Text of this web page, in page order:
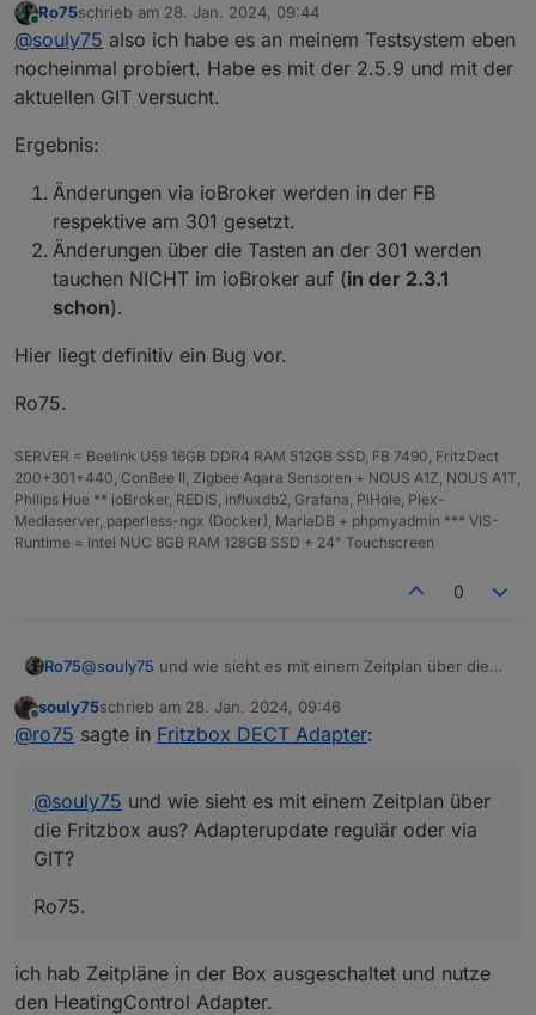
und ich kann per Adapter sowie manuell ändern und
es wird entsprechend übernommen
Online
Ro75schrieb am 28. Jan. 2024, 09:44
zuletzt editiert von
@souly75 also ich habe es an meinem Testsystem eben
nocheinmal probiert. Habe es mit der 2.5.9 und mit der
aktuellen GIT versucht.
Ergebnis:
Änderungen via ioBroker werden in der FB
respektive am 301 gesetzt.
Änderungen über die Tasten an der 301 werden
tauchen NICHT im ioBroker auf (in der 2.3.1
schon).
Hier liegt definitiv ein Bug vor.
Ro75.
SERVER = Beelink U59 16GB DDR4 RAM 512GB SSD, FB 7490, FritzDect
200+301+440, ConBee II, Zigbee Aqara Sensoren + NOUS A1Z, NOUS A1T,
Philips Hue ** ioBroker, REDIS, influxdb2, Grafana, PiHole, Plex-
Mediaserver, paperless-ngx (Docker), MariaDB + phpmyadmin *** VIS-
Runtime = Intel NUC 8GB RAM 128GB SSD + 24" Touchscreen
0
Ro75@souly75 und wie sieht es mit einem Zeitplan über die
Ro75.
Offline
souly75schrieb am 28. Jan. 2024, 09:46
zuletzt editiert von
@ro75 sagte in Fritzbox DECT Adapter:
@souly75 und wie sieht es mit einem Zeitplan über
die Fritzbox aus? Adapterupdate regulär oder via
GIT?
Ro75.
ich hab Zeitpläne in der Box ausgeschaltet und nutze
den HeatingControl Adapter.